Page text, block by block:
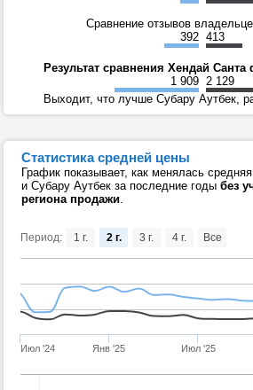
Сравнение отзывов
392 413
Результат сравнения Хендай
1 909 2 129
Выходит, что лучше Субару Аутбек,
Статистика средней цены
График показывает, как менялась
и Субару Аутбек за последние годы без
региона продажи
Период:
Июл '24 Янв '25 Июл '25
1 г. 2 г. 3 г. 4 г. Все